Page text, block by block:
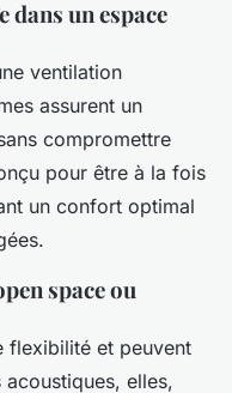
un espace
ventilation
assurent un
compromettre
pour être à la fois
un confort optimal
space ou
flexibilité et peuvent
acoustiques, elles,